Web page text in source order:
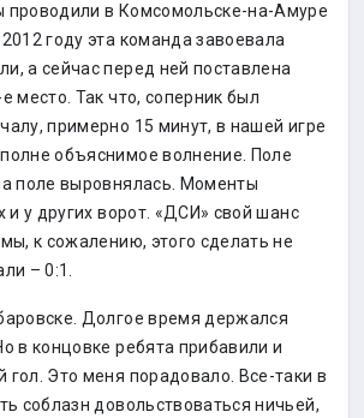
проводили в Комсомольске-на-Амуре
году эта команда завоевала
а сейчас перед ней поставлена
место. Так что, соперник был
примерно 15 минут, в нашей игре
объяснимое волнение. Поле
поле выровнялась. Моменты
и у других ворот. «ДСИ» свой шанс
к сожалению, этого сделать не
– 0:1.
Долгое время держался
в концовке ребята прибавили и
гол. Это меня порадовало. Все-таки в
соблазн довольствоваться ничьей,